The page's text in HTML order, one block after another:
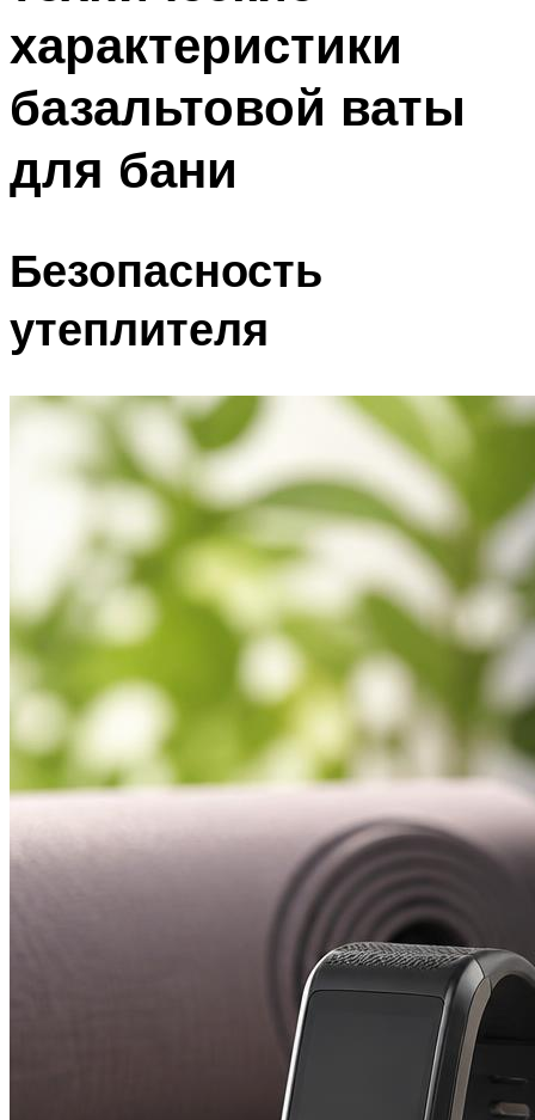
характеристики
базальтовой ваты
для бани
Безопасность
утеплителя